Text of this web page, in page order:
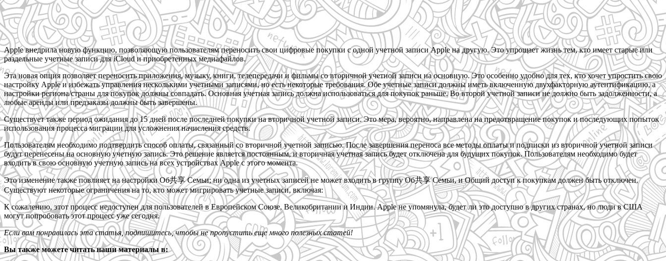
Apple внедрила новую функцию, позволяющую пользователям переносить свои цифровые покупки с одной учетной записи Apple на другую. Это упрощает жизнь тем, кто имеет старые или
раздельные учетные записи для iCloud и приобретенных медиафайлов.
Эта новая опция позволяет переносить приложения, музыку, книги, телепередачи и фильмы со вторичной учетной записи на основную. Это особенно удобно для тех, кто хочет упростить свою
настройку Apple и избежать управления несколькими учетными записями, но есть некоторые требования. Обе учетные записи должны иметь включенную двухфакторную аутентификацию, а
настройки региона/страны для покупок должны совпадать. Основная учетная запись должна использоваться для покупок раньше. Во второй учетной записи не должно быть задолженности, а
любые аренды или предзаказы должны быть завершены.
Существует также период ожидания до 15 дней после последней покупки на вторичной учетной записи. Это мера, вероятно, направлена на предотвращение покупок и последующих попыток
использования процесса миграции для усложнения начисления средств.
Пользователям необходимо подтвердить способ оплаты, связанный со вторичной учетной записью. После завершения переноса все методы оплаты и подписки из вторичной учетной записи
будут перенесены на основную учетную запись. Это решение является постоянным, и вторичная учетная запись будет отключена для будущих покупок. Пользователям необходимо будет
входить в свою основную учетную запись на всех устройствах Apple с этого момента.
Это изменение также повлияет на настройки Об共享 Семьи; ни одна из учетных записей не может входить в группу Об共享 Семьи, и Общий доступ к покупкам должен быть отключен.
Существуют некоторые ограничения на то, кто может мигрировать учетные записи, включая:
К сожалению, этот процесс недоступен для пользователей в Европейском Союзе, Великобритании и Индии. Apple не упомянула, будет ли это доступно в других странах, но люди в США
могут попробовать этот процесс уже сегодня.
Если вам понравилась эта статья, подпишитесь, чтобы не пропустить еще много полезных статей!
Вы также можете читать наши материалы в: